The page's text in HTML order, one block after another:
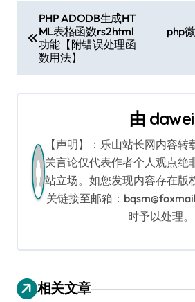
章
导
航
PHP ADODB生成HT
ML表格函数rs2html
功能【附错误处理函
数用法】
php
由 dawei
【声明】：乐山站长网内容
关言论仅代表作者个人观点绝
站立场。如您发现内容存在版
关链接至邮箱：
时予以处理。
相关文章